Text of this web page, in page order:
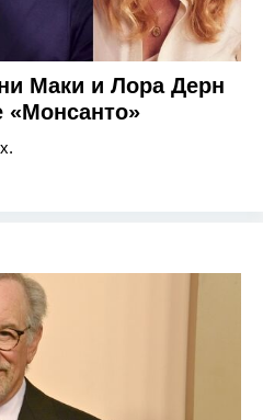
Маки и Лора Дерн